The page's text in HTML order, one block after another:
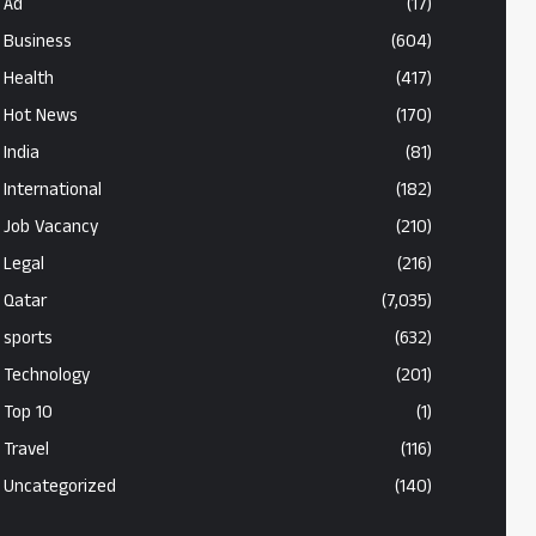
Business
(604)
Health
(417)
Hot News
(170)
India
(81)
International
(182)
Job Vacancy
(210)
Legal
(216)
Qatar
(7,035)
sports
(632)
Technology
(201)
Top 10
(1)
Travel
(116)
Uncategorized
(140)